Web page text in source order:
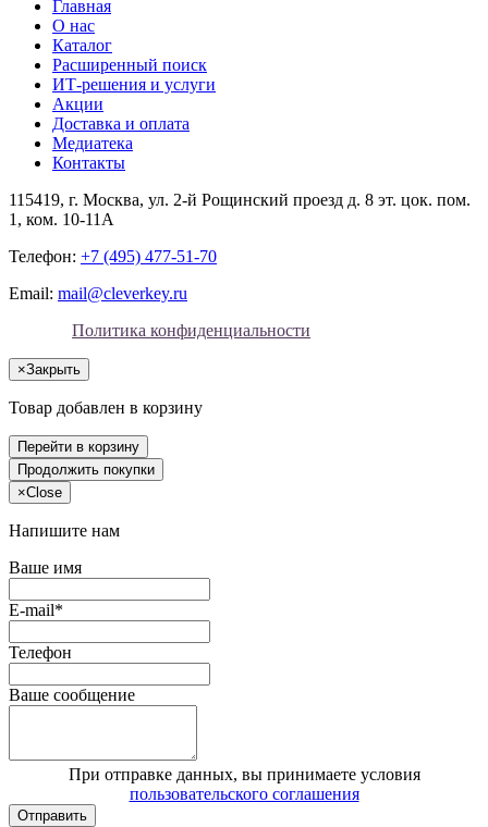
Главная
О нас
Каталог
Расширенный поиск
ИТ-решения и услуги
Акции
Доставка и оплата
Медиатека
Контакты
115419, г. Москва, ул. 2-й Рощинский проезд д. 8 эт. цок. пом.
1, ком. 10-11А
Телефон: +7 (495) 477-51-70
Email: mail@cleverkey.ru
Политика конфиденциальности
×Закрыть
Товар добавлен в корзину
Перейти в корзину
Продолжить покупки
×Close
Напишите нам
Ваше имя
E-mail*
Телефон
Ваше сообщение
При отправке данных, вы принимаете условия
пользовательского соглашения
Отправить